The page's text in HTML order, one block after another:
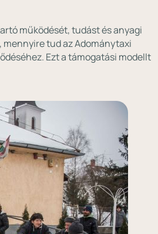
működését, tudást és anyagi
mennyire tud az Adománytaxi
Ezt a támogatási modellt